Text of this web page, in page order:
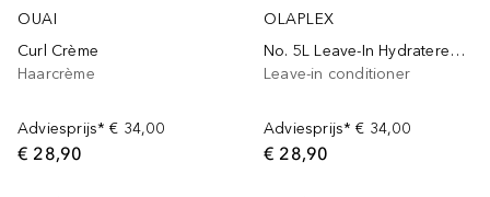
OUAI
Curl Crème
Haarcrème
Adviesprijs* € 34,00
€ 28,90
OLAPLEX
No. 5L Leave-In Hydraterende leave-in conditioner
Leave-in conditioner
Adviesprijs* € 34,00
€ 28,90